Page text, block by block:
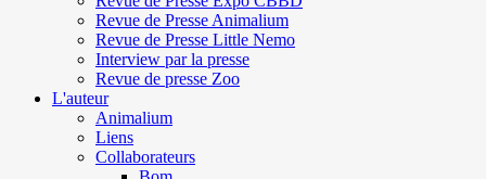
Revue de Presse Animalium
Revue de Presse Little Nemo
Interview par la presse
Revue de presse Zoo
L'auteur
Animalium
Liens
Collaborateurs